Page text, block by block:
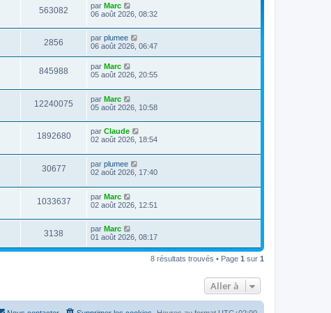
563082 par Marc
06 août 2026, 08:32
2856 par plumee
06 août 2026, 06:47
845988 par Marc
05 août 2026, 20:55
12240075 par Marc
05 août 2026, 10:58
1892680 par Claude
02 août 2026, 18:54
30677 par plumee
02 août 2026, 17:40
1033637 par Marc
02 août 2026, 12:51
3138 par Marc
01 août 2026, 08:17
8 résultats trouvés • Page 1 sur 1
Aller à